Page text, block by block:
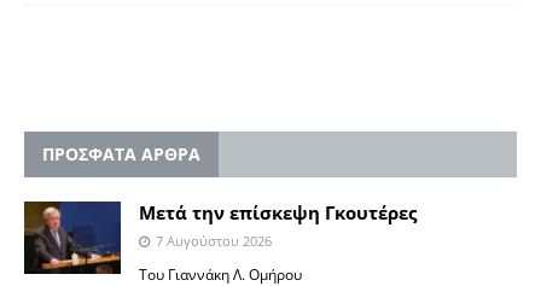
ΠΡΟΣΦΑΤΑ ΑΡΘΡΑ
Μετά την επίσκεψη Γκουτέρες
7 Αυγούστου 2026
Του Γιαννάκη Λ. Ομήρου